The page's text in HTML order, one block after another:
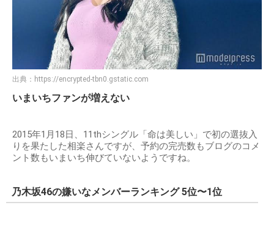
出典： https://encrypted-tbn0.gstatic.com
いまいちファンが増えない
2015年1月18日、11thシングル「命は美しい」で初の選抜入
りを果たした相楽さんですが、予約の完売数もブログのコメ
ント数もいまいち伸びていないようですね。
乃木坂46の嫌いなメンバーランキング 5位〜1位